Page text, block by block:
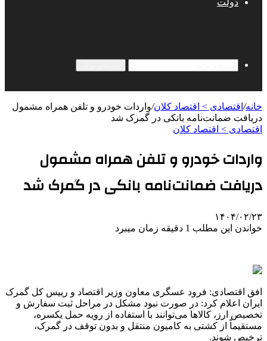
دولت
خانه/ اقتصادی > اقتصاد کلان/واردات خودرو و تلفن همراه مشمول
دریافت ضمانت‌نامه بانکی در گمرک شد
اقتصادی > اقتصاد کلان
واردات خودرو و تلفن همراه مشمول
دریافت ضمانت‌نامه بانکی در گمرک شد
۱۴۰۴/۰۲/۲۳
خواندن این مطلب 1 دقیقه زمان میبرد
افق اقتصادی: فرود عسگری معاون وزیر اقتصاد و رییس کل گمرک
ایران اعلام کرد: در صورت نبود مشکل در مراحل ثبت سفارش و
تخصیص ارز، کالاها می‌توانند با استفاده از رویه حمل یکسره،
مستقیماً از کشتی به کامیون منتقل و بدون توقف در گمرک،
ترخیص شوند.